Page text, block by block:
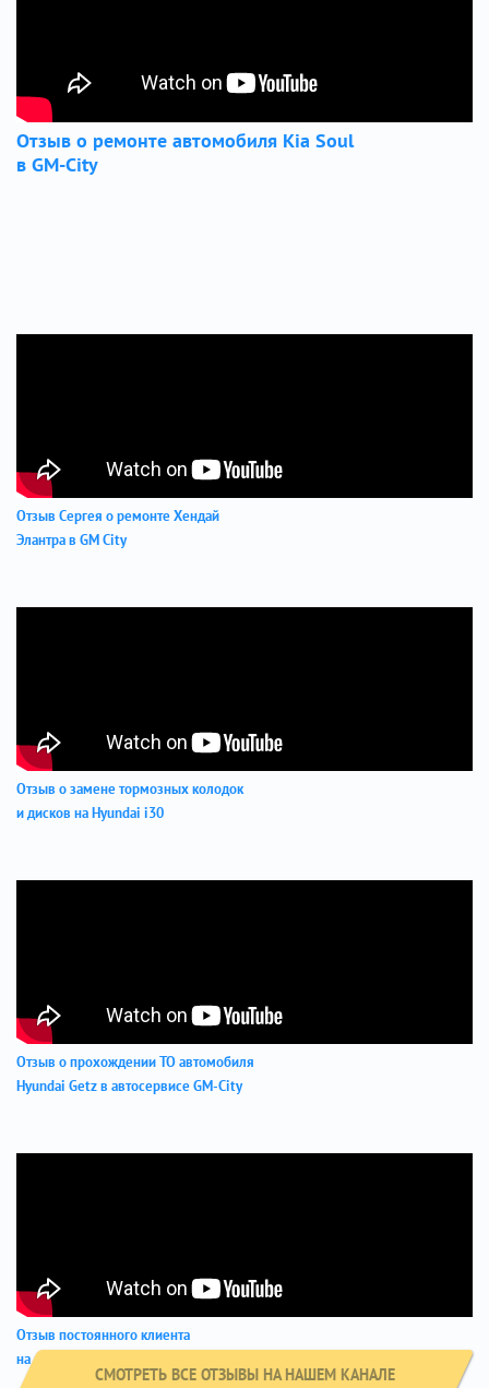
Отзыв о ремонте автомобиля Kia Soul
в GM-City
Отзыв Сергея о ремонте Хендай
Элантра в GM City
Отзыв о замене тормозных колодок
и дисков на Hyundai i30
Отзыв о прохождении ТО автомобиля
Hyundai Getz в автосервисе GM-City
Отзыв постоянного клиента
на автомобиле Киа Пиканто
СМОТРЕТЬ ВСЕ ОТЗЫВЫ НА НАШЕМ КАНАЛЕ